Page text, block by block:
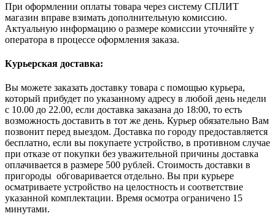
При оформлении оплаты товара через систему СПЛИТ
магазин вправе взимать дополнительную комиссию.
Актуальную информацию о размере комиссии уточняйте у
оператора в процессе оформления заказа.
Курьерская доставка:
Вы можете заказать доставку товара с помощью курьера,
который прибудет по указанному адресу в любой день недели
с 10.00 до 22.00, если доставка заказана до 18:00, то есть
возможность доставить в тот же день. Курьер обязательно Вам
позвонит перед выездом. Доставка по городу предоставляется
бесплатно, если вы покупаете устройство, в противном случае
при отказе от покупки без уважительной причины доставка
оплачивается в размере 500 рублей. Стоимость доставки в
пригороды обговаривается отдельно. Вы при курьере
осматриваете устройство на целостность и соответствие
указанной комплектации. Время осмотра ограничено 15
минутами.